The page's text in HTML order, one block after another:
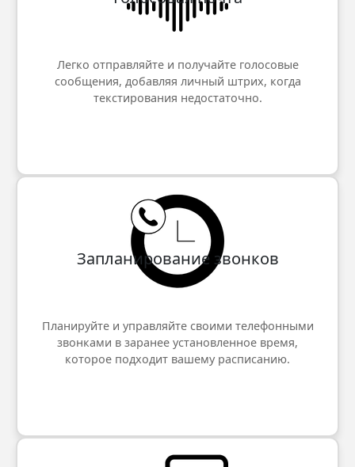
Легко отправляйте и получайте голосовые
сообщения, добавляя личный штрих, когда
текстирования недостаточно.
Запланированиe звонков
Планируйте и управляйте своими телефонными
звонками в заранее установленное время,
которое подходит вашему расписанию.